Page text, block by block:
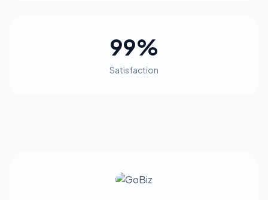
99%
Satisfaction